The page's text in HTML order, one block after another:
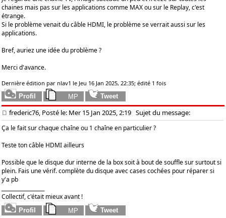
chaines mais pas sur les applications comme MAX ou sur le Replay, c'est
étrange.
Si le problème venait du câble HDMI, le problème se verrait aussi sur les
applications.
Bref, auriez une idée du problème ?
Merci d'avance.
Dernière édition par nlav1 le Jeu 16 Jan 2025, 22:35; édité 1 fois
frederic76, Posté le: Mer 15 Jan 2025, 2:19 Sujet du message:
Ça le fait sur chaque chaîne ou 1 chaîne en particulier ?
Teste ton câble HDMI ailleurs
Possible que le disque dur interne de la box soit à bout de souffle sur surtout si
plein. Fais une vérif. complète du disque avec cases cochées pour réparer si
y'a pb
Collectif, c'était mieux avant !